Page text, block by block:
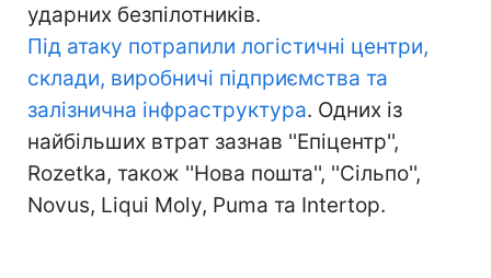
ударних безпілотників.
Під атаку потрапили логістичні центри,
склади, виробничі підприємства та
залізнична інфраструктура. Одних із
найбільших втрат зазнав ''Епіцентр'',
Rozetka, також ''Нова пошта'', ''Сільпо'',
Novus, Liqui Moly, Puma та Intertop.